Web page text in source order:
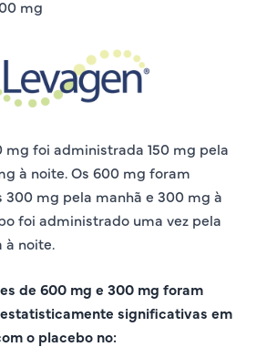
mg
mg foi administrada 150 mg pela
à noite. Os 600 mg foram
mg pela manhã e 300 mg à
foi administrado uma vez pela
à noite.
de 600 mg e 300 mg foram
significativas em
o placebo no: